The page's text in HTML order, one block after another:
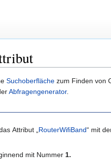
Suchoberfläche zum Finden von
Abfragengenerator.
Attribut „ RouterWifiBand“ mit
mit Nummer 1.